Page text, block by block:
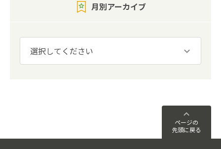
月別アーカイブ
ページの
先頭に戻る